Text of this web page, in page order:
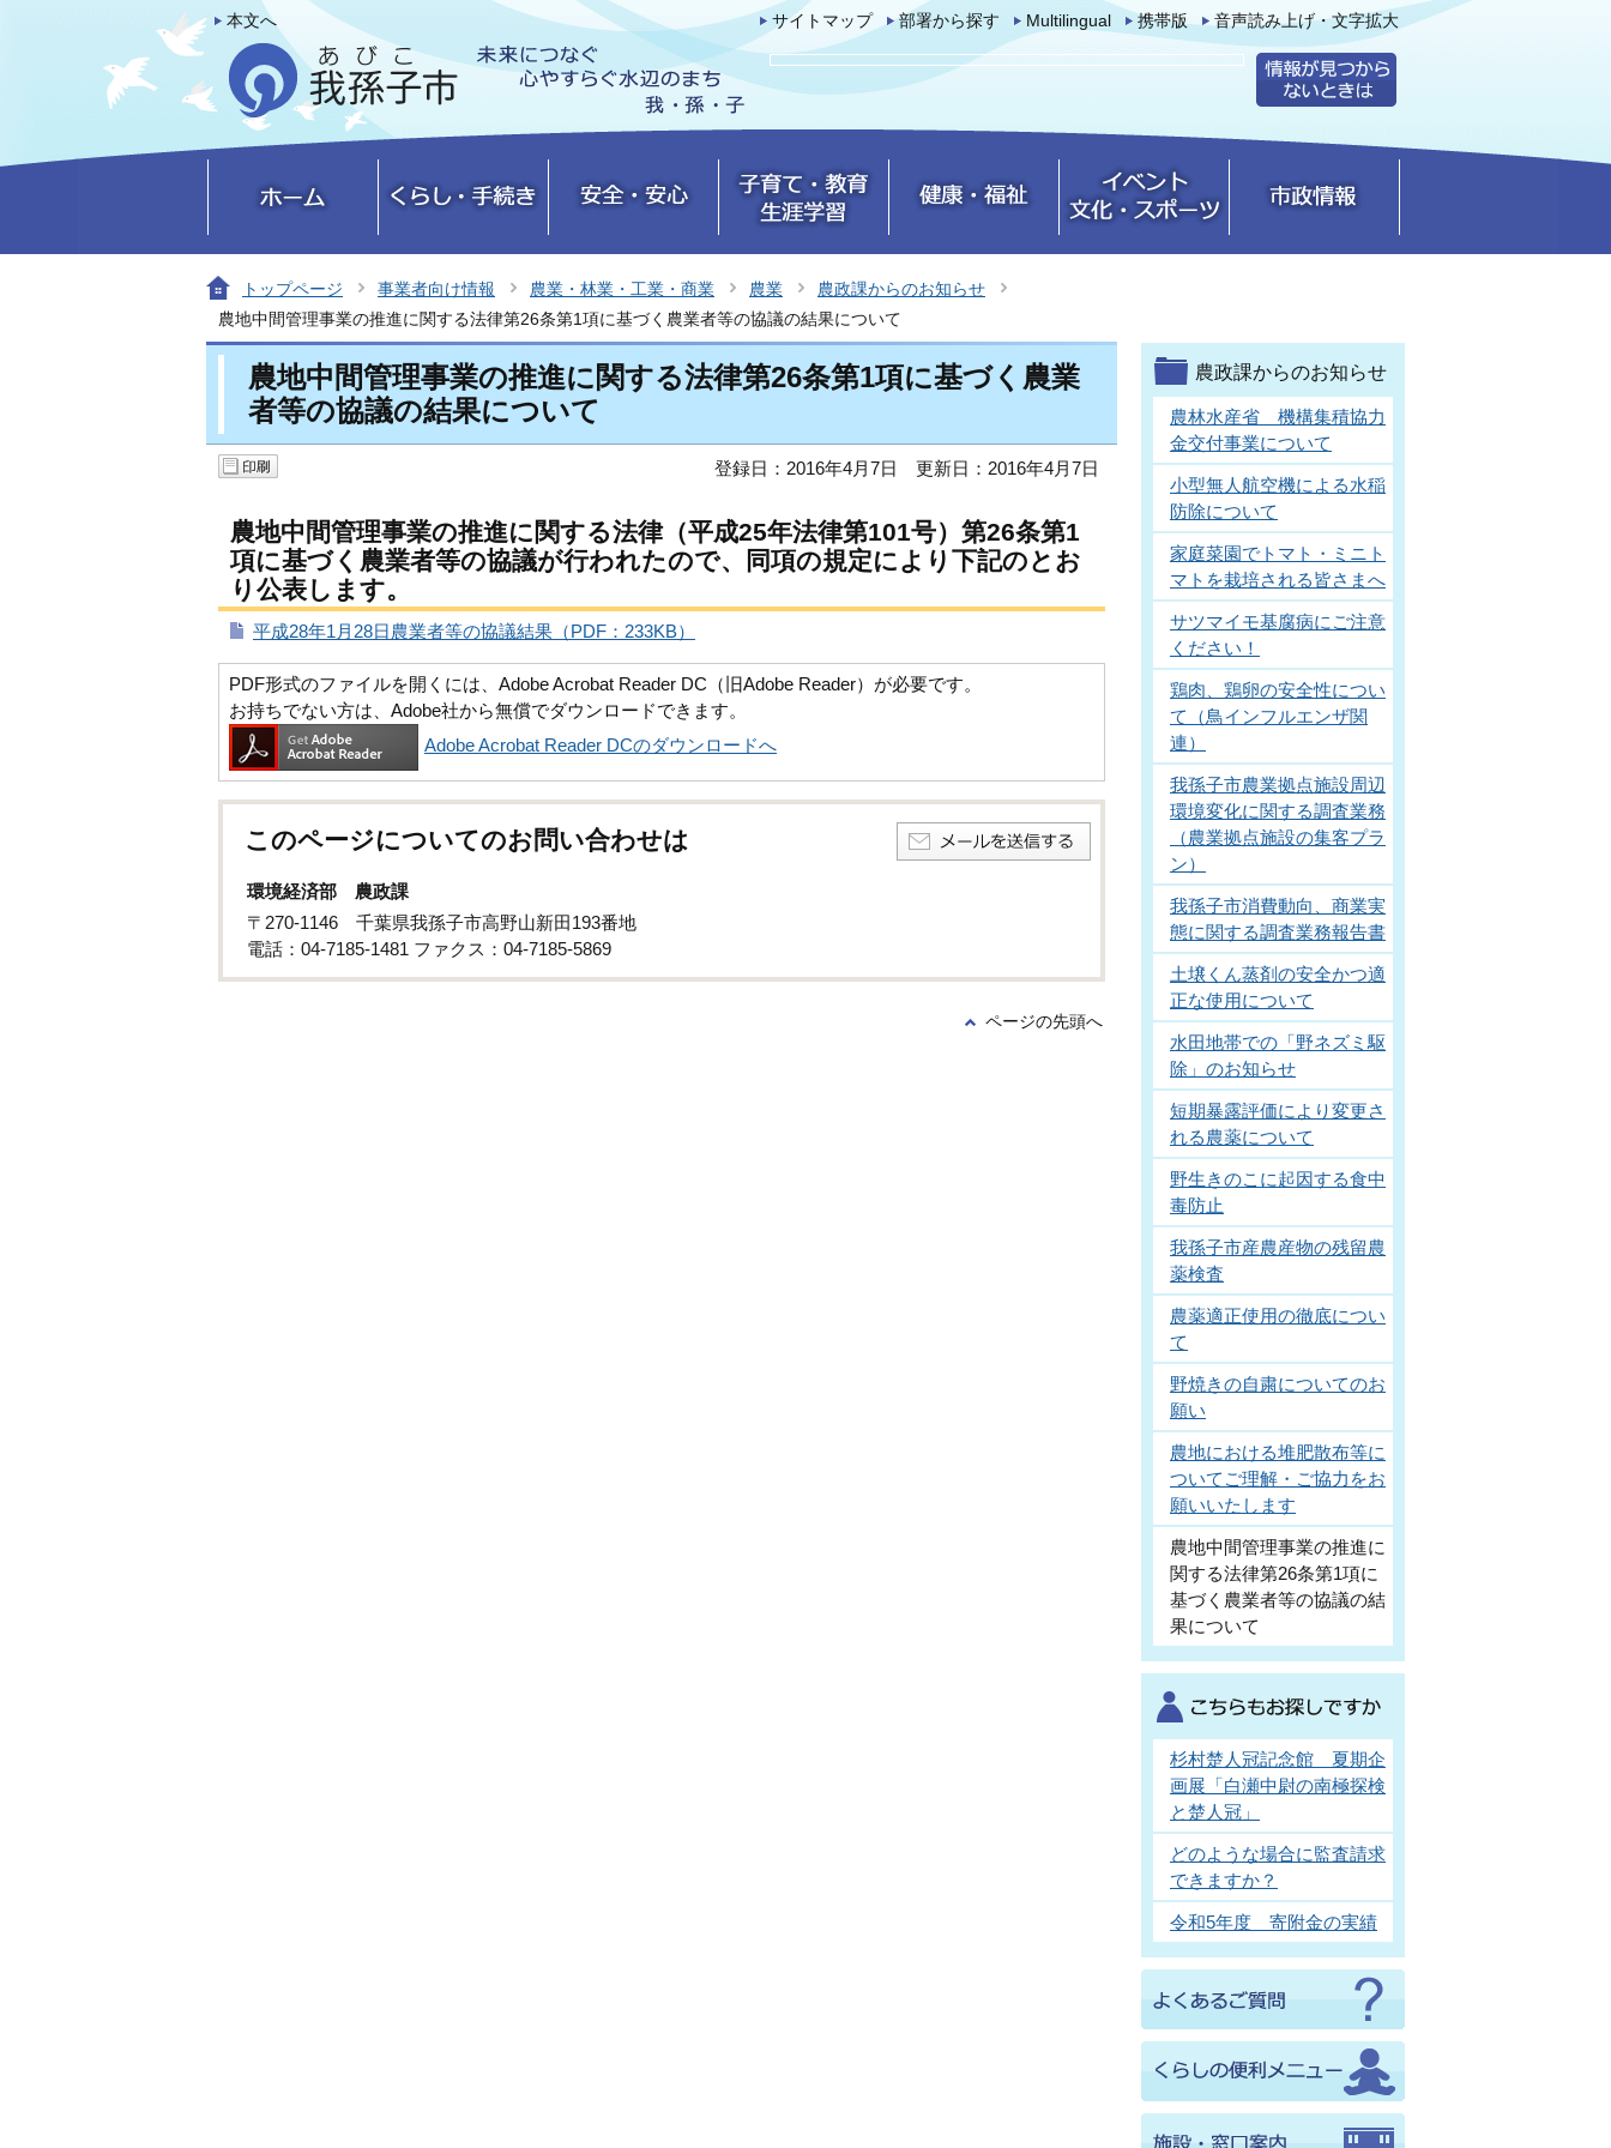
本文へ サイトマップ 部署から探す Multilingual 携帯版 音声読み上げ・文字拡大
トップページ 事業者向け情報 農業・林業・工業・商業 農業
農政課からのお知らせ
農地中間管理事業の推進に関する法律第26条第1項に基づく農業者等の協議の結果について
農地中間管理事業の推進に関する法律第26条第1項に基づく農業
者等の協議の結果について
登録日：2016年4月7日 更新日：2016年4月7日
農地中間管理事業の推進に関する法律（平成25年法律第101号）第26条第1
項に基づく農業者等の協議が行われたので、同項の規定により下記のとお
り公表します。
平成28年1月28日農業者等の協議結果（PDF：233KB）
PDF形式のファイルを開くには、Adobe Acrobat Reader DC（旧Adobe Reader）が必要です。
お持ちでない方は、Adobe社から無償でダウンロードできます。
Adobe Acrobat Reader DCのダウンロードへ
このページについてのお問い合わせは
環境経済部 農政課
〒270-1146 千葉県我孫子市高野山新田193番地
電話：04-7185-1481 ファクス：04-7185-5869
ページの先頭へ
農政課からのお知らせ
農林水産省 機構集積協力
金交付事業について
小型無人航空機による水稲
防除について
家庭菜園でトマト・ミニト
マトを栽培される皆さまへ
サツマイモ基腐病にご注意
ください！
鶏肉、鶏卵の安全性につい
て（鳥インフルエンザ関
連）
我孫子市農業拠点施設周辺
環境変化に関する調査業務
（農業拠点施設の集客プラ
ン）
我孫子市消費動向、商業実
態に関する調査業務報告書
土壌くん蒸剤の安全かつ適
正な使用について
水田地帯での「野ネズミ駆
除」のお知らせ
短期暴露評価により変更さ
れる農薬について
野生きのこに起因する食中
毒防止
我孫子市産農産物の残留農
薬検査
農薬適正使用の徹底につい
て
野焼きの自粛についてのお
願い
農地における堆肥散布等に
ついてご理解・ご協力をお
願いいたします
農地中間管理事業の推進に
関する法律第26条第1項に
基づく農業者等の協議の結
果について
杉村楚人冠記念館 夏期企
画展「白瀬中尉の南極探検
と楚人冠」
どのような場合に監査請求
できますか？
令和5年度 寄附金の実績